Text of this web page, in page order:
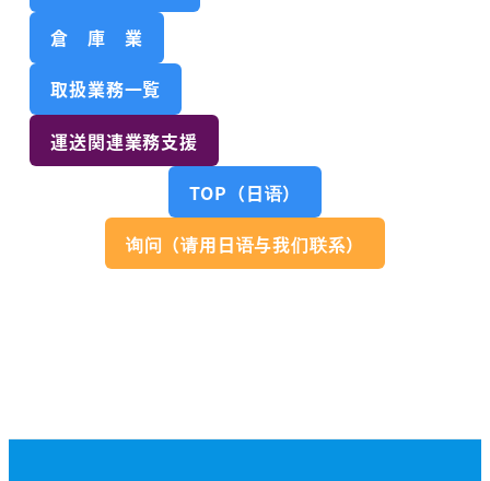
倉 庫 業
取扱業務一覧
運送関連業務支援
TOP（日语）
询问（请用日语与我们联系）